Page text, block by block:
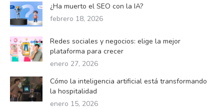
¿Ha muerto el SEO con la IA?
febrero 18, 2026
Redes sociales y negocios: elige la mejor
plataforma para crecer
enero 27, 2026
Cómo la inteligencia artificial está transformando
la hospitalidad
enero 15, 2026